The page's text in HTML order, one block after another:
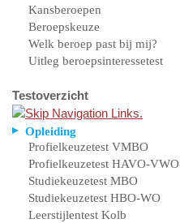
Kansberoepen
Beroepskeuze
Welk beroep past bij mij?
Uitleg beroepsinteressetest
Testoverzicht
Opleiding
Profielkeuzetest VMBO
Profielkeuzetest HAVO-VWO
Studiekeuzetest MBO
Studiekeuzetest HBO-WO
Leerstijlentest Kolb